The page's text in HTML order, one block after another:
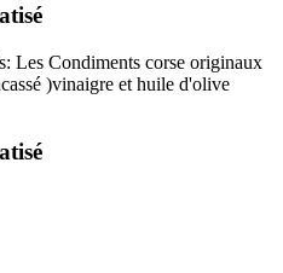
Les Condiments corse originaux
)vinaigre et huile d'olive